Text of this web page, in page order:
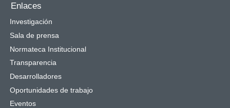
Enlaces
Investigación
Sala de prensa
Normateca Institucional
Transparencia
Desarrolladores
Oportunidades de trabajo
Eventos